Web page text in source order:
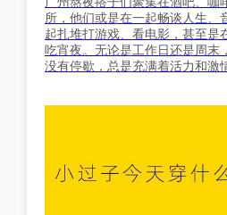
所，他们或是在一起畅谈人生、
起扎堆打游戏、看电影，甚至是
吃宵夜。无论是工作日还是周末
没有停歇，总是充满着活力和激